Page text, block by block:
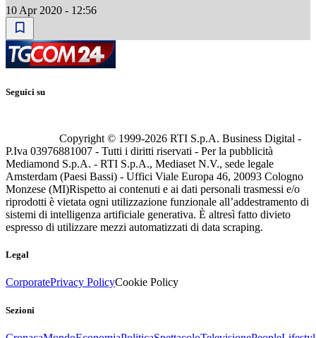
10 Apr 2020 - 12:56
Seguici su
Copyright © 1999-2026 RTI S.p.A. Business Digital -
P.Iva 03976881007 - Tutti i diritti riservati - Per la pubblicità
Mediamond S.p.A. - RTI S.p.A., Mediaset N.V., sede legale
Amsterdam (Paesi Bassi) - Uffici Viale Europa 46, 20093 Cologno
Monzese (MI)Rispetto ai contenuti e ai dati personali trasmessi e/o
riprodotti è vietata ogni utilizzazione funzionale all’addestramento di
sistemi di intelligenza artificiale generativa. È altresì fatto divieto
espresso di utilizzare mezzi automatizzati di data scraping.
Legal
CorporatePrivacy PolicyCookie Policy
Sezioni